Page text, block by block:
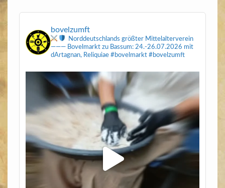
bovelzumft
Norddeutschlands größter Mittelalterverein
——— Bovelmarkt zu Bassum: 24.-26.07.2026 mit
dArtagnan, Reliquiae#bovelmarkt #bovelzumft